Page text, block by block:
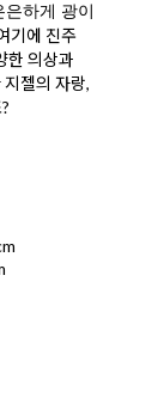
하게 광이
기에 진주
한 의상과
젤의 자랑,